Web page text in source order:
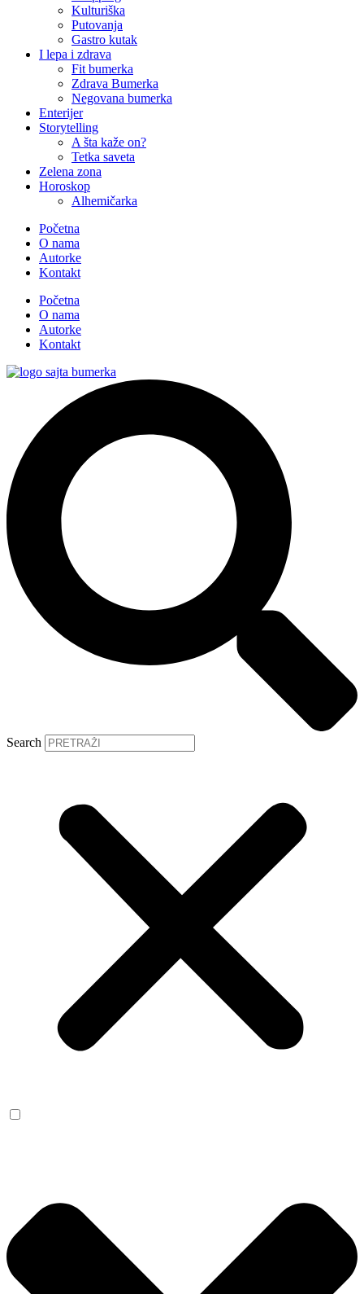
Kulturiška
Putovanja
Gastro kutak
I lepa i zdrava
Fit bumerka
Zdrava Bumerka
Negovana bumerka
Enterijer
Storytelling
A šta kaže on?
Tetka saveta
Zelena zona
Horoskop
Alhemičarka
Početna
O nama
Autorke
Kontakt
Početna
O nama
Autorke
Kontakt
Search